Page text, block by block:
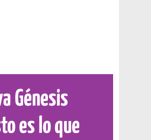
Génesis
es lo que